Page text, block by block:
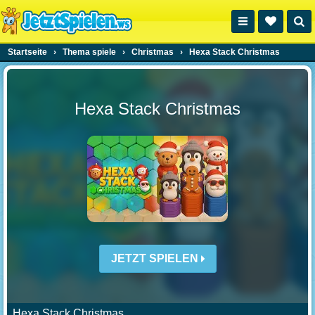
Startseite › Thema spiele › Christmas › Hexa Stack Christmas
Hexa Stack Christmas
JETZT SPIELEN